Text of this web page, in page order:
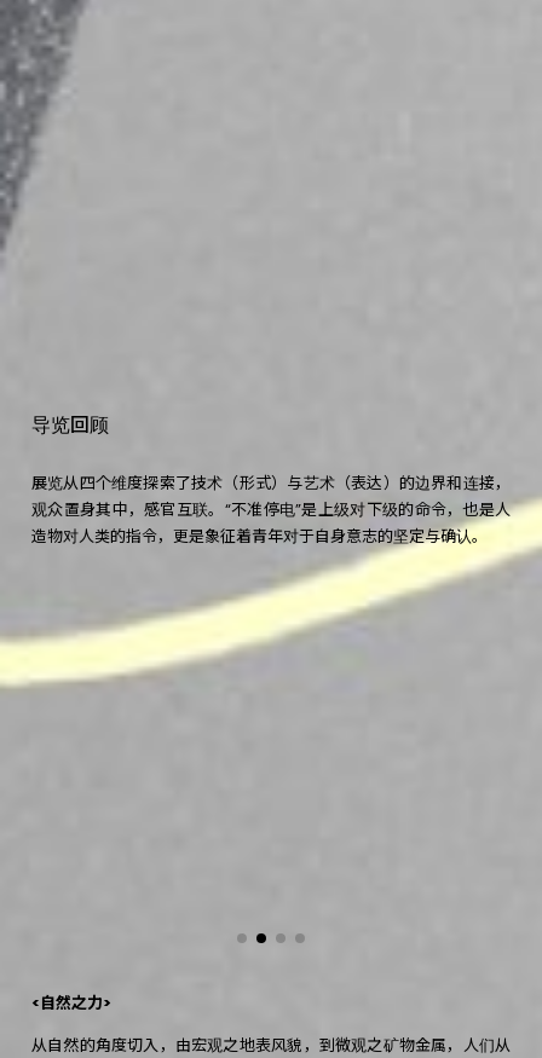
导览回顾
展览从四个维度探索了技术（形式）与艺术（表达）的边界和连接，
观众置身其中，感官互联。“不准停电”是上级对下级的命令，也是人
造物对人类的指令，更是象征着青年对于自身意志的坚定与确认。
<自然之力>
从自然的角度切入，由宏观之地表风貌，到微观之矿物金属，人们从